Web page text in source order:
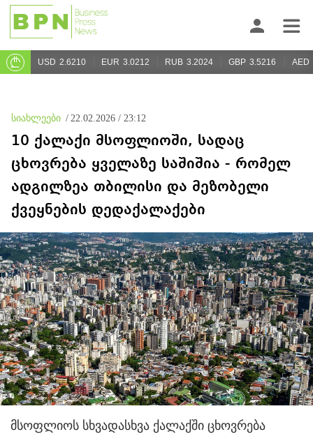
USD 2.6210 EUR 3.0212 RUB 3.2024 GBP 3.5216 AED
სიახლეები / 22.02.2026 / 23:12
10 ქალაქი მსოფლიოში, სადაც
ცხოვრება ყველაზე საშიშია - რომელ
ადგილზეა თბილისი და მეზობელი
ქვეყნების დედაქალაქები
მსოფლიოს სხვადასხვა ქალაქში ცხოვრება